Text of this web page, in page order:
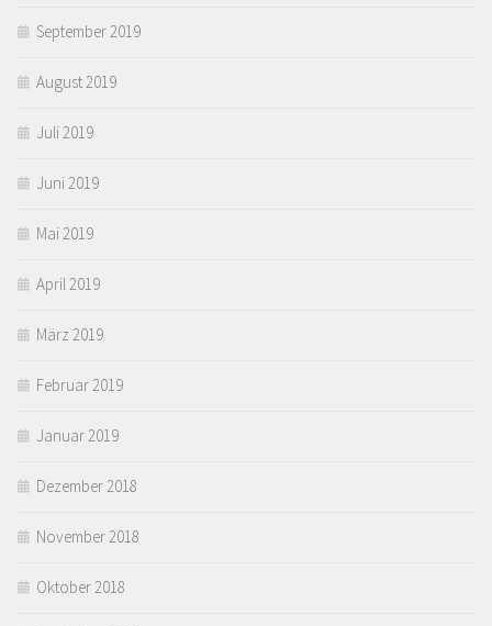
September 2019
August 2019
Juli 2019
Juni 2019
Mai 2019
April 2019
März 2019
Februar 2019
Januar 2019
Dezember 2018
November 2018
Oktober 2018